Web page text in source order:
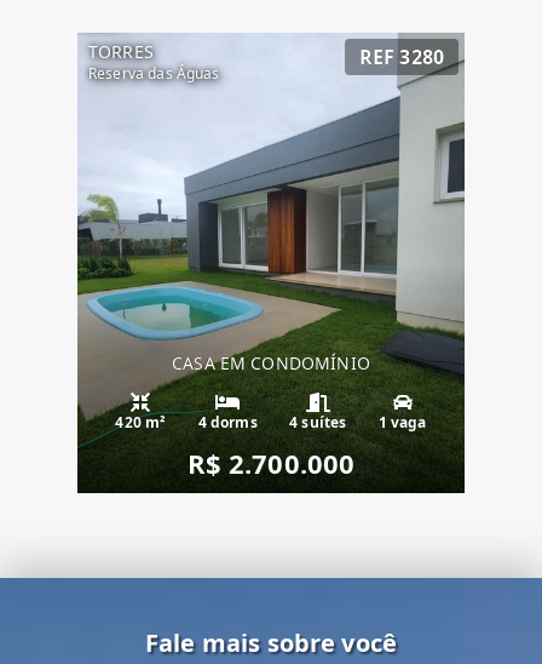
TORRES
Reserva das Águas
REF 3280
CASA EM CONDOMÍNIO
420 m² 4 dorms 4 suítes 1 vaga
R$ 2.700.000
Fale mais sobre você